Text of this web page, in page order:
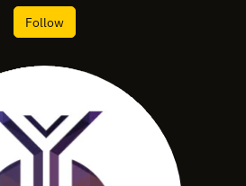
Follow